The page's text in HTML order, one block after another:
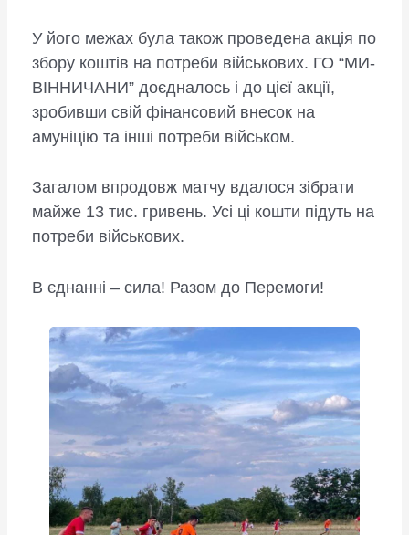
У його межах була також проведена акція по
збору коштів на потреби військових. ГО “МИ-
ВІННИЧАНИ” доєдналось і до цієї акції,
зробивши свій фінансовий внесок на
амуніцію та інші потреби військом.
Загалом впродовж матчу вдалося зібрати
майже 13 тис. гривень. Усі ці кошти підуть на
потреби військових.
В єднанні – сила! Разом до Перемоги!